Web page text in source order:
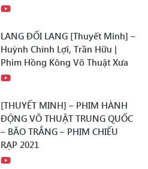
LANG ĐỐI LANG [Thuyết Minh] –
Huỳnh Chính Lợi, Trần Hữu |
Phim Hồng Kông Võ Thuật Xưa
[THUYẾT MINH] – PHIM HÀNH
ĐỘNG VÕ THUẬT TRUNG QUỐC
– BÃO TRẮNG – PHIM CHIẾU
RẠP 2021